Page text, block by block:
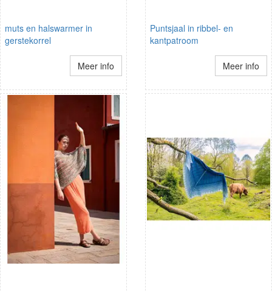
muts en halswarmer in
gerstekorrel
Meer info
Puntsjaal in ribbel- en
kantpatroom
Meer info